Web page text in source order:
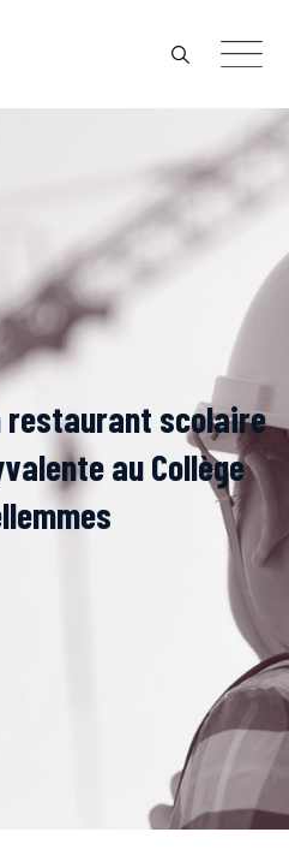
restaurant scolaire
au Collège